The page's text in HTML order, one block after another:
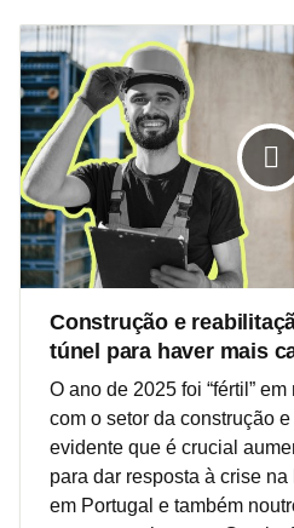
Construção e
túnel para haver mais
O ano de 2025 foi “fértil”
com o setor da construção
evidente que é crucial
para dar resposta à crise
em Portugal e também